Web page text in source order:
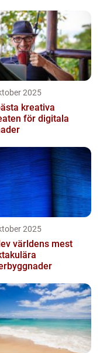
2025
kreativa
för digitala
2025
världens mest